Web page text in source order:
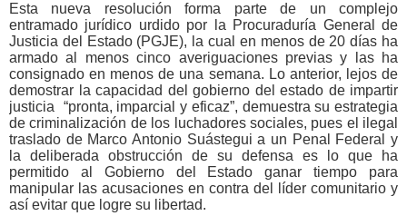
Esta nueva resolución forma parte de un complejo
entramado jurídico urdido por la Procuraduría General de
Justicia del Estado (PGJE), la cual en menos de 20 días ha
armado al menos cinco averiguaciones previas y las ha
consignado en menos de una semana. Lo anterior, lejos de
demostrar la capacidad del gobierno del estado de impartir
justicia “pronta, imparcial y eficaz”, demuestra su estrategia
de criminalización de los luchadores sociales, pues el ilegal
traslado de Marco Antonio Suástegui a un Penal Federal y
la deliberada obstrucción de su defensa es lo que ha
permitido al Gobierno del Estado ganar tiempo para
manipular las acusaciones en contra del líder comunitario y
así evitar que logre su libertad.